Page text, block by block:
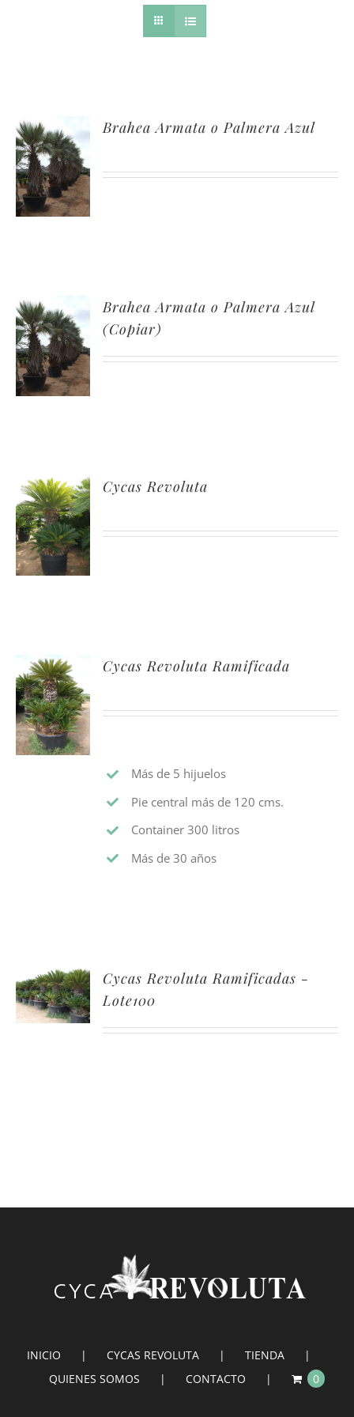
Brahea Armata o Palmera Azul
Brahea Armata o Palmera Azul
(Copiar)
Cycas Revoluta
Cycas Revoluta Ramificada
Más de 5 hijuelos
Pie central más de 120 cms.
Container 300 litros
Más de 30 años
Cycas Revoluta Ramificadas -
Lote100
INICIO CYCAS REVOLUTA
TIENDA
QUIENES SOMOS
CONTACTO 0